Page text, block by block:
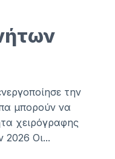
την
μπορούν να
χειρόγραφης
2026 Οι...